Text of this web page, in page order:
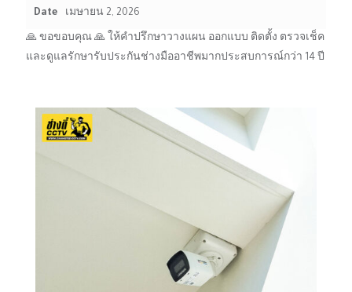
Date เมษายน 2, 2026
🙏 ขอขอบคุณ 🙏 ให้คำปรึกษาวางแผน ออกแบบ ติดตั้ง ตรวจเช็ค
และดูแลรักษารับประกันช่างมืออาชีพมากประสบการณ์กว่า 14 ปี